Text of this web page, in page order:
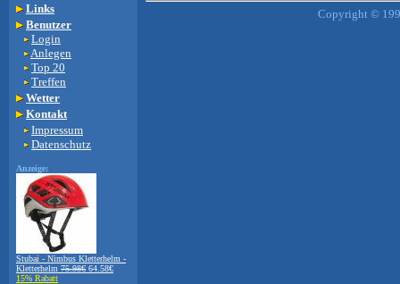
Links
Benutzer
Login
Anlegen
Top 20
Treffen
Wetter
Kontakt
Impressum
Datenschutz
Anzeige:
Stubai - Nimbus Kletterhelm -
Kletterhelm 75.98€ 64.58€
15% Rabatt
Copyright ©